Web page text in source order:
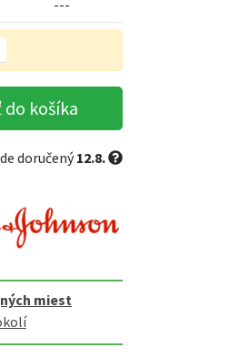
---
do košíka
doručený12.8.
miest